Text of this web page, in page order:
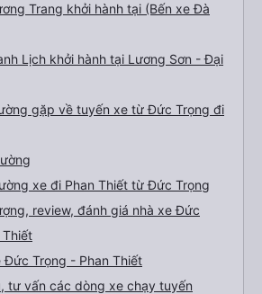
Trang khởi hành tại (Bến xe Đà
Lịch khởi hành tại Lương Sơn - Đại
gặp về tuyến xe từ Đức Trọng đi
xe đi Phan Thiết từ Đức Trọng
review, đánh giá nhà xe Đức
Thiết
Đức Trọng - Phan Thiết
tư vấn các dòng xe chạy tuyến